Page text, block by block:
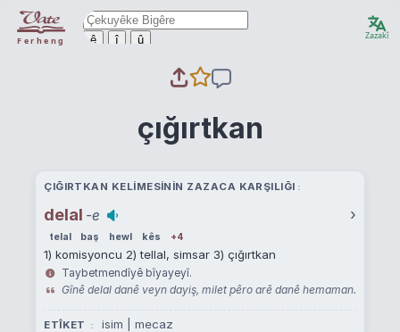
Ferheng ê î û Zazakî
çığırtkan
ÇIĞIRTKAN KELIMESININ ZAZACA KARŞILIĞI
delal -e ›
telal baş hewl kês +4
1) komisyoncu 2) tellal, simsar 3) çığırtkan
Taybetmendîyê bîyayeyî.
Gînê delal danê veyn dayiş, milet pêro arê danê hemaman.
ETÎKET isim | mecaz